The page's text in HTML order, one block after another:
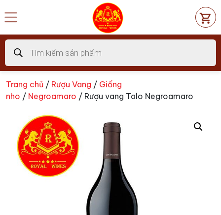
đến
dung
Tìm
kiếm
sản
phẩm
Trang chủ / Rượu Vang / Giống
nho / Negroamaro / Rượu vang Talo Negroamaro